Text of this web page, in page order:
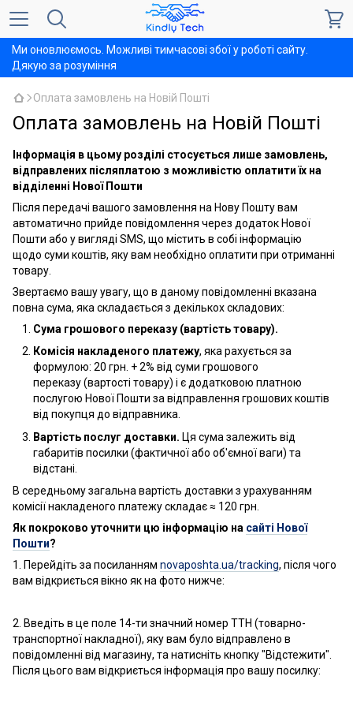
Ми оновлюємось. Можливі тимчасові збої у роботі сайту.
Дякую за розуміння
Оплата замовлень на Новій Пошті
Оплата замовлень на Новій Пошті
Інформація в цьому розділі стосується лише замовлень,
відправлених післяплатою з можливістю оплатити їх на
відділенні Нової Пошти
Після передачі вашого замовлення на Нову Пошту вам
автоматично прийде повідомлення через додаток Нової
Пошти або у вигляді SMS, що містить в собі інформацію
щодо суми коштів, яку вам необхідно оплатити при отриманні
товару.
Звертаємо вашу увагу, що в даному повідомленні вказана
повна сума, яка складається з декількох складових:
Сума грошового переказу (вартість товару).
Комісія накладеного платежу, яка рахується за
формулою: 20 грн. + 2% від суми грошового
переказу (вартості товару) і є додатковою платною
послугою Нової Пошти за відправлення грошових коштів
від покупця до відправника.
Вартість послуг доставки. Ця сума залежить від
габаритів посилки (фактичної або об'ємної ваги) та
відстані.
В середньому загальна вартість доставки з урахуванням
комісії накладеного платежу складає ≈ 120 грн.
Як покроково уточнити цю інформацію на сайті Нової
Пошти?
1. Перейдіть за посиланням novaposhta.ua/tracking, після чого
вам відкриється вікно як на фото нижче:
2. Введіть в це поле 14-ти значний номер ТТН (товарно-
транспортної накладної), яку вам було відправлено в
повідомленні від магазину, та натисніть кнопку "Відстежити".
Після цього вам відкриється інформація про вашу посилку: